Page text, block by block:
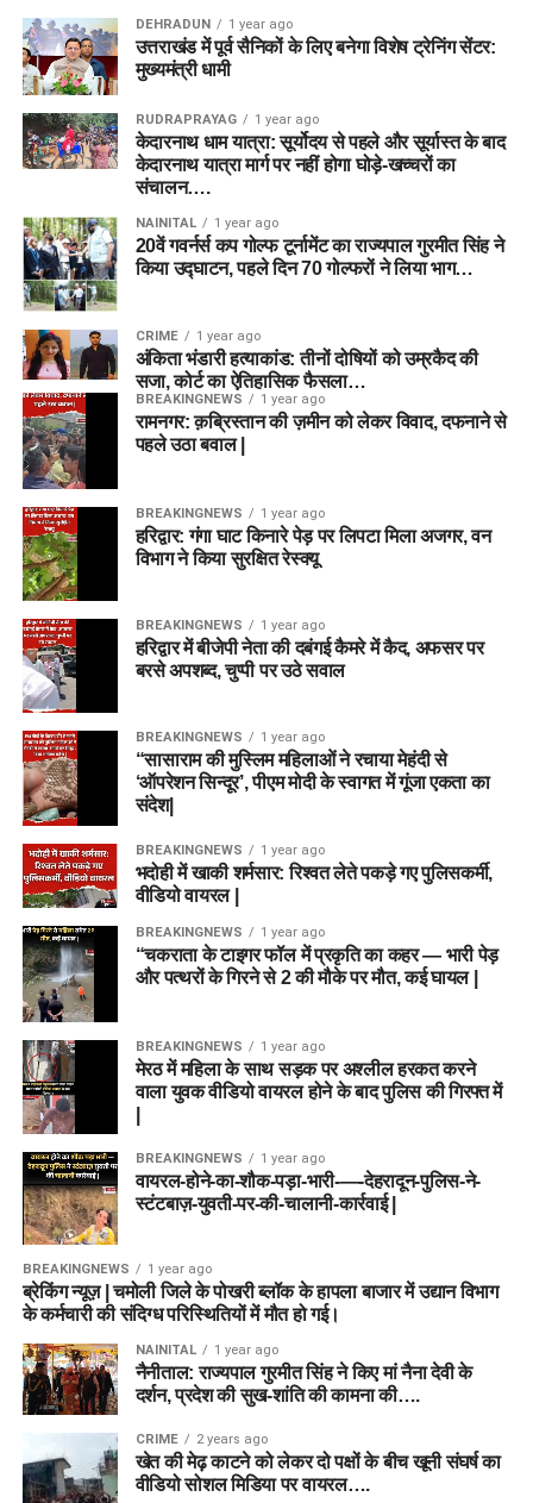
DEHRADUN 1 year ago
उत्तराखंड में पूर्व सैनिकों के लिए बनेगा विशेष ट्रेनिंग सेंटर:
मुख्यमंत्री धामी
RUDRAPRAYAG 1 year ago
केदारनाथ धाम यात्रा: सूर्योदय से पहले और सूर्यास्त के बाद
केदारनाथ यात्रा मार्ग पर नहीं होगा घोड़े-खच्चरों का
संचालन….
NAINITAL 1 year ago
20वें गवर्नर्स कप गोल्फ टूर्नामेंट का राज्यपाल गुरमीत सिंह ने
किया उद्घाटन, पहले दिन 70 गोल्फरों ने लिया भाग…
CRIME 1 year ago
अंकिता भंडारी हत्याकांड: तीनों दोषियों को उम्रकैद की
सजा, कोर्ट का ऐतिहासिक फैसला…
BREAKINGNEWS 1 year ago
रामनगर: क़ब्रिस्तान की ज़मीन को लेकर विवाद, दफनाने से
पहले उठा बवाल |
BREAKINGNEWS 1 year ago
हरिद्वार: गंगा घाट किनारे पेड़ पर लिपटा मिला अजगर, वन
विभाग ने किया सुरक्षित रेस्क्यू
BREAKINGNEWS 1 year ago
हरिद्वार में बीजेपी नेता की दबंगई कैमरे में कैद, अफसर पर
बरसे अपशब्द, चुप्पी पर उठे सवाल
BREAKINGNEWS 1 year ago
“सासाराम की मुस्लिम महिलाओं ने रचाया मेहंदी से
‘ऑपरेशन सिन्दूर’, पीएम मोदी के स्वागत में गूंजा एकता का
संदेश|
BREAKINGNEWS 1 year ago
भदोही में खाकी शर्मसार: रिश्वत लेते पकड़े गए पुलिसकर्मी,
वीडियो वायरल |
BREAKINGNEWS 1 year ago
“चकराता के टाइगर फॉल में प्रकृति का कहर — भारी पेड़
और पत्थरों के गिरने से 2 की मौके पर मौत, कई घायल |
BREAKINGNEWS 1 year ago
मेरठ में महिला के साथ सड़क पर अश्लील हरकत करने
वाला युवक वीडियो वायरल होने के बाद पुलिस की गिरफ्त में
BREAKINGNEWS 1 year ago
वायरल-होने-का-शौक-पड़ा-भारी-—-देहरादून-पुलिस-ने-
स्टंटबाज़-युवती-पर-की-चालानी-कार्रवाई |
BREAKINGNEWS 1 year ago
ब्रेकिंग न्यूज़ | चमोली जिले के पोखरी ब्लॉक के हापला बाजार में उद्यान विभाग
के कर्मचारी की संदिग्ध परिस्थितियों में मौत हो गई।
NAINITAL 1 year ago
नैनीताल: राज्यपाल गुरमीत सिंह ने किए मां नैना देवी के
दर्शन, प्रदेश की सुख-शांति की कामना की….
CRIME 2 years ago
खेत की मेढ़ काटने को लेकर दो पक्षों के बीच खूनी संघर्ष का
वीडियो सोशल मिडिया पर वायरल….